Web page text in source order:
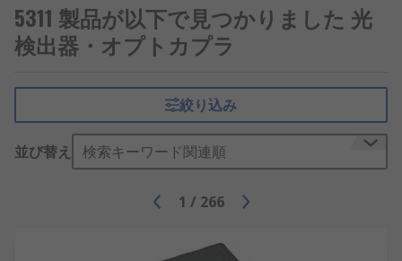
5311 製品が以下で見つかりました 光
検出器・オプトカプラ
絞り込み
並び替え 検索キーワード関連順
1 / 266